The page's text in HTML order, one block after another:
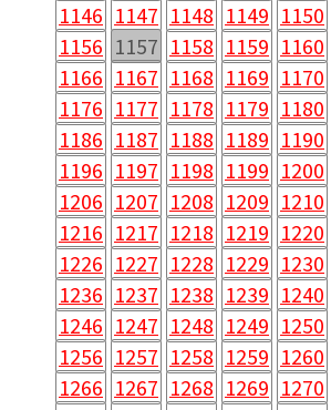
1146 1147 1148 1149 1150
1156 1157 1158 1159 1160
1166 1167 1168 1169 1170
1176 1177 1178 1179 1180
1186 1187 1188 1189 1190
1196 1197 1198 1199 1200
1206 1207 1208 1209 1210
1216 1217 1218 1219 1220
1226 1227 1228 1229 1230
1236 1237 1238 1239 1240
1246 1247 1248 1249 1250
1256 1257 1258 1259 1260
1266 1267 1268 1269 1270